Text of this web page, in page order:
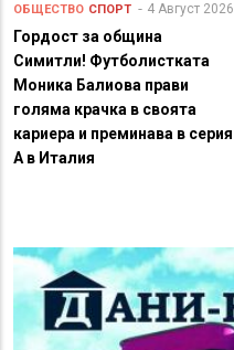
ОБЩЕСТВО СПОРТ 4 Август 2026
Гордост за община
Симитли! Футболистката
Моника Балиова прави
голяма крачка в своята
кариера и преминава в серия
А в Италия